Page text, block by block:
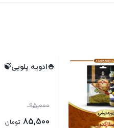
🍚ادویه پلویی🍃
95,000
85,500 تومان